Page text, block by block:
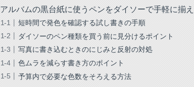
アルバムの黒台紙に使うペンをダイソーで手軽に揃
短時間で発色を確認する試し書きの手順
ダイソーのペン種類を買う前に見分けるポイント
写真に書き込むときのにじみと反射の対処
色ムラを減らす書き方のポイント
予算内で必要な色数をそろえる方法